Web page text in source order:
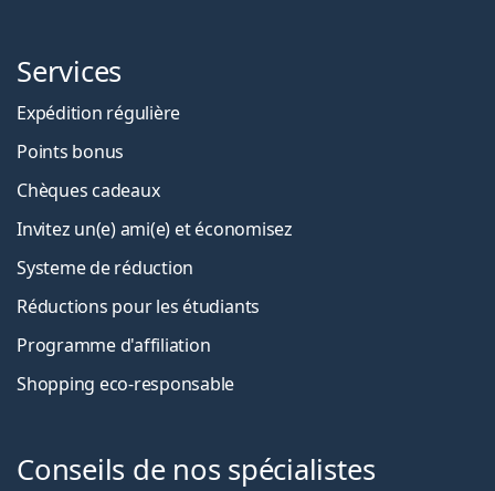
Services
Expédition régulière
Points bonus
Chèques cadeaux
Invitez un(e) ami(e) et économisez
Systeme de réduction
Réductions pour les étudiants
Programme d'affiliation
Shopping eco-responsable
Conseils de nos spécialistes